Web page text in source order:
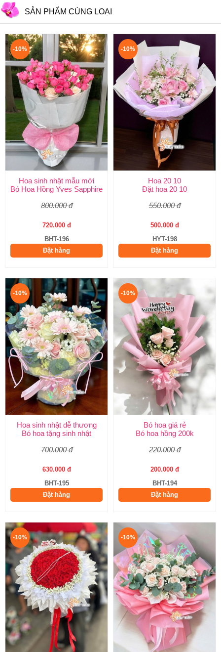
SẢN PHẨM CÙNG LOẠI
-10%
Hoa sinh nhật mẫu mới
Bó Hoa Hồng Yves Sapphire
800.000 đ
720.000 đ
BHT-196
Đặt hàng
-10%
Hoa 20 10
Đặt hoa 20 10
550.000 đ
500.000 đ
HYT-198
Đặt hàng
-10%
Hoa sinh nhật dễ thương
Bó hoa tặng sinh nhật
700.000 đ
630.000 đ
BHT-195
Đặt hàng
-10%
Bó hoa giá rẻ
Bó hoa hồng 200k
220.000 đ
200.000 đ
BHT-194
Đặt hàng
-10% -10%